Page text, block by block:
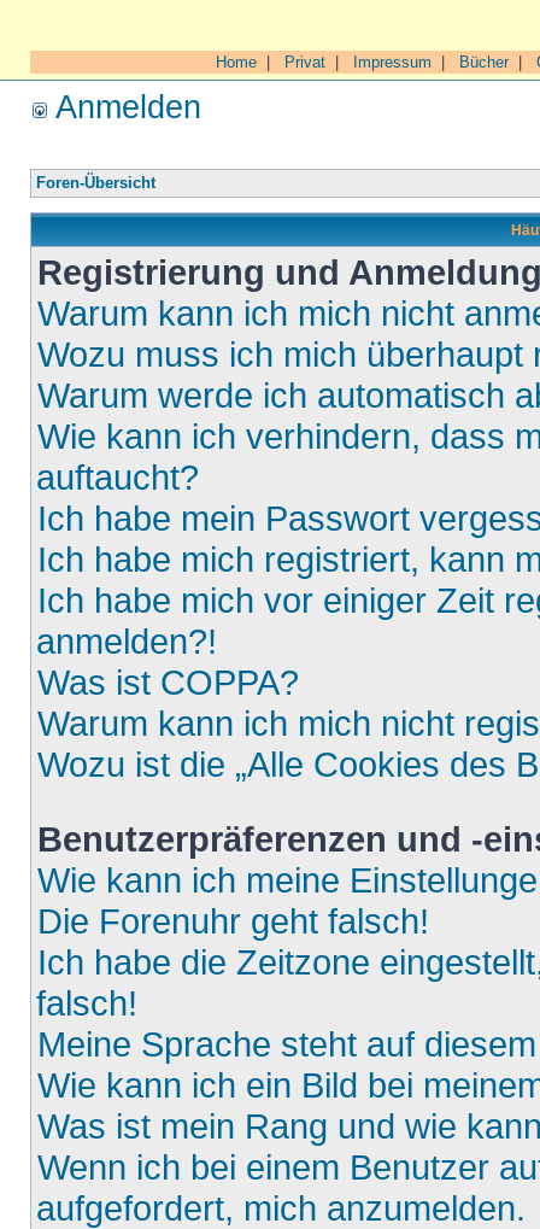
Home Privat Impressum Bücher|
Anmelden
Foren-Übersicht
Registrierung und
Warum kann ich mich nicht
Wozu muss ich mich überhaupt
Warum werde ich automatisch
Wie kann ich verhindern, dass
auftaucht?
Ich habe mein Passwort
Ich habe mich registriert, kann
Ich habe mich vor einiger Zeit
anmelden?!
Was ist COPPA?
Warum kann ich mich nicht
Wozu ist die „Alle Cookies des
Benutzerpräferenzen und -
Wie kann ich meine
Die Forenuhr geht falsch!
Ich habe die Zeitzone
falsch!
Meine Sprache steht auf
Wie kann ich ein Bild bei
Was ist mein Rang und wie
Wenn ich bei einem Benutzer
aufgefordert, mich anzumelden.